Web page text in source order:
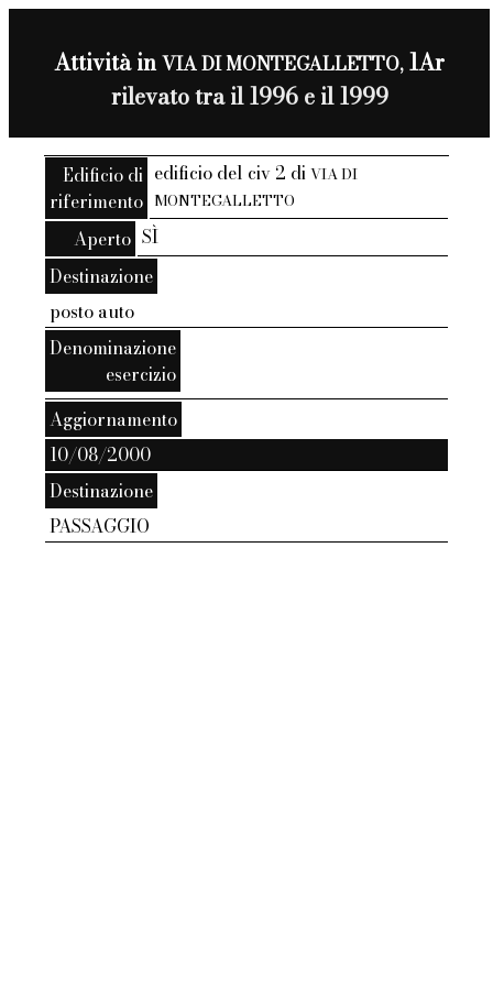
Attività inVIA DI MONTEGALLETTO,1Ar
rilevato tra il 1996 e il 1999
Edificio di
riferimento
edificio del civ 2 diVIA DI
MONTEGALLETTO
Aperto SÌ
Destinazione
posto auto
Denominazione
esercizio
Aggiornamento
10/08/2000
Destinazione
PASSAGGIO